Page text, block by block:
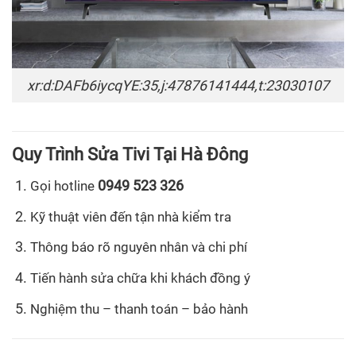
xr:d:DAFb6iycqYE:35,j:47876141444,t:23030107
Quy Trình Sửa Tivi Tại Hà Đông
Gọi hotline 0949 523 326
Kỹ thuật viên đến tận nhà kiểm tra
Thông báo rõ nguyên nhân và chi phí
Tiến hành sửa chữa khi khách đồng ý
Nghiệm thu – thanh toán – bảo hành